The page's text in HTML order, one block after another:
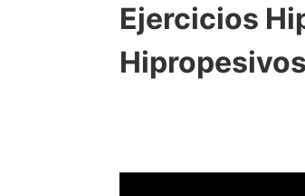
Ejercicios
Hipropesivos